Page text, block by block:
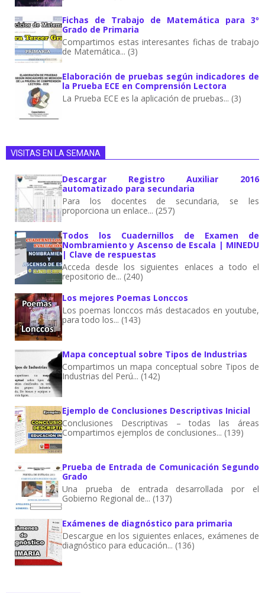
Fichas de Trabajo de Matemática para 3º
Grado de Primaria
Compartimos estas interesantes fichas de trabajo
de Matemática... (3)
Elaboración de pruebas según indicadores de
la Prueba ECE en Comprensión Lectora
La Prueba ECE es la aplicación de pruebas... (3)
VISITAS EN LA SEMANA
Descargar Registro Auxiliar 2016
automatizado para secundaria
Para los docentes de secundaria, se les
proporciona un enlace... (257)
Todos los Cuadernillos de Examen de
Nombramiento y Ascenso de Escala | MINEDU
| Clave de respuestas
Acceda desde los siguientes enlaces a todo el
repositorio de... (240)
Los mejores Poemas Lonccos
Los poemas lonccos más destacados en youtube,
para todo los... (143)
Mapa conceptual sobre Tipos de Industrias
Compartimos un mapa conceptual sobre Tipos de
Industrias del Perú... (142)
Ejemplo de Conclusiones Descriptivas Inicial
Conclusiones Descriptivas – todas las áreas
Compartimos ejemplos de conclusiones... (139)
Prueba de Entrada de Comunicación Segundo
Grado
Una prueba de entrada desarrollada por el
Gobierno Regional de... (137)
Exámenes de diagnóstico para primaria
Descargue en los siguientes enlaces, exámenes de
diagnóstico para educación... (136)